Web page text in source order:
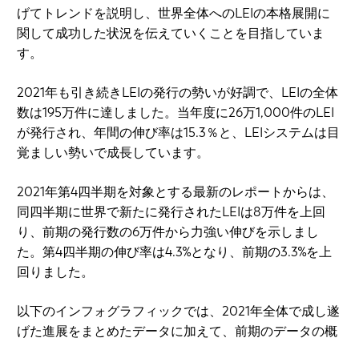
げてトレンドを説明し、世界全体へのLEIの本格展開に
関して成功した状況を伝えていくことを目指していま
す。
2021年も引き続きLEIの発行の勢いが好調で、LEIの全体
数は195万件に達しました。当年度に26万1,000件のLEI
が発行され、年間の伸び率は15.3％と、LEIシステムは目
覚ましい勢いで成長しています。
2021年第4四半期を対象とする最新のレポートからは、
同四半期に世界で新たに発行されたLEIは8万件を上回
り、前期の発行数の6万件から力強い伸びを示しまし
た。第4四半期の伸び率は4.3%となり、前期の3.3%を上
回りました。
以下のインフォグラフィックでは、2021年全体で成し遂
げた進展をまとめたデータに加えて、前期のデータの概